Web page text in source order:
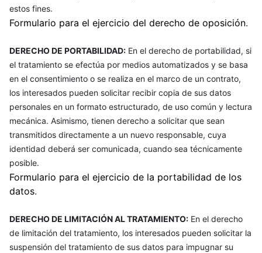
estos fines.
Formulario para el ejercicio del derecho de oposición.
DERECHO DE PORTABILIDAD: En el derecho de portabilidad, si
el tratamiento se efectúa por medios automatizados y se basa
en el consentimiento o se realiza en el marco de un contrato,
los interesados pueden solicitar recibir copia de sus datos
personales en un formato estructurado, de uso común y lectura
mecánica. Asimismo, tienen derecho a solicitar que sean
transmitidos directamente a un nuevo responsable, cuya
identidad deberá ser comunicada, cuando sea técnicamente
posible.
Formulario para el ejercicio de la portabilidad de los
datos.
DERECHO DE LIMITACIÓN AL TRATAMIENTO: En el derecho
de limitación del tratamiento, los interesados pueden solicitar la
suspensión del tratamiento de sus datos para impugnar su